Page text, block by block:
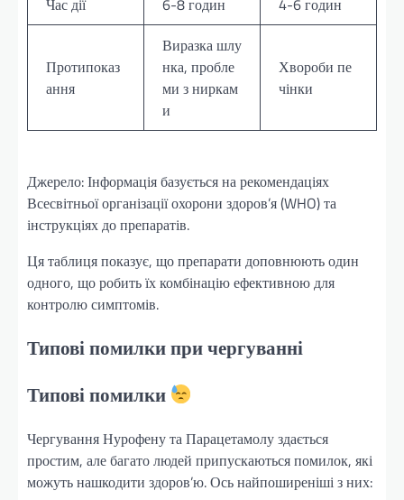
Час дії 6-8 годин 4-6 годин
Протипоказ
ання
Виразка шлу
нка, пробле
ми з ниркам
и
Хвороби пе
чінки
Джерело: Інформація базується на рекомендаціях
Всесвітньої організації охорони здоров’я (WHO) та
інструкціях до препаратів.
Ця таблиця показує, що препарати доповнюють один
одного, що робить їх комбінацію ефективною для
контролю симптомів.
Типові помилки при чергуванні
Типові помилки
Чергування Нурофену та Парацетамолу здається
простим, але багато людей припускаються помилок, які
можуть нашкодити здоров’ю. Ось найпоширеніші з них: